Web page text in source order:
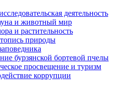
деятельность
и животный мир
и растительность
природы
бурзянской бортевой пчелы
просвещение и туризм
коррупции